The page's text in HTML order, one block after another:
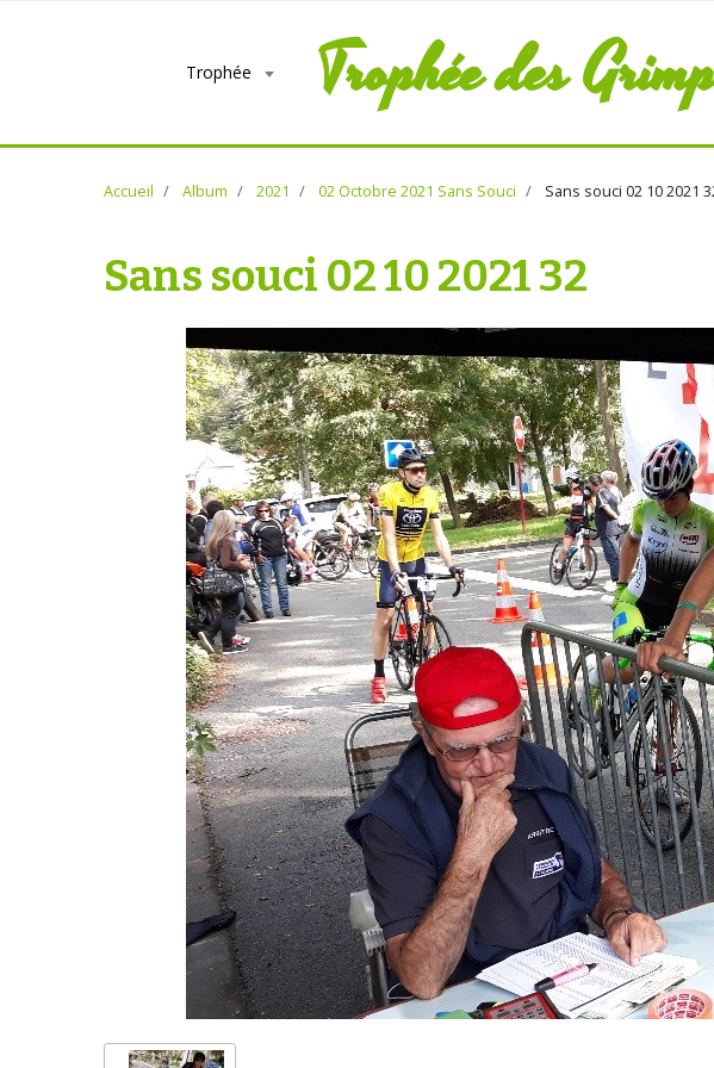
Trophée Trophée des
Accueil Album 2021 02 Octobre 2021 Sans Souci Sans souci 02 10 2021
Sans souci 02 10 2021 32